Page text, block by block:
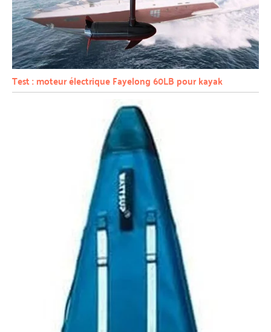
Test : moteur électrique Fayelong 60LB pour kayak